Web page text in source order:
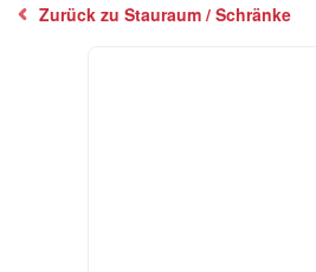
Zurück zu Stauraum / Schränke